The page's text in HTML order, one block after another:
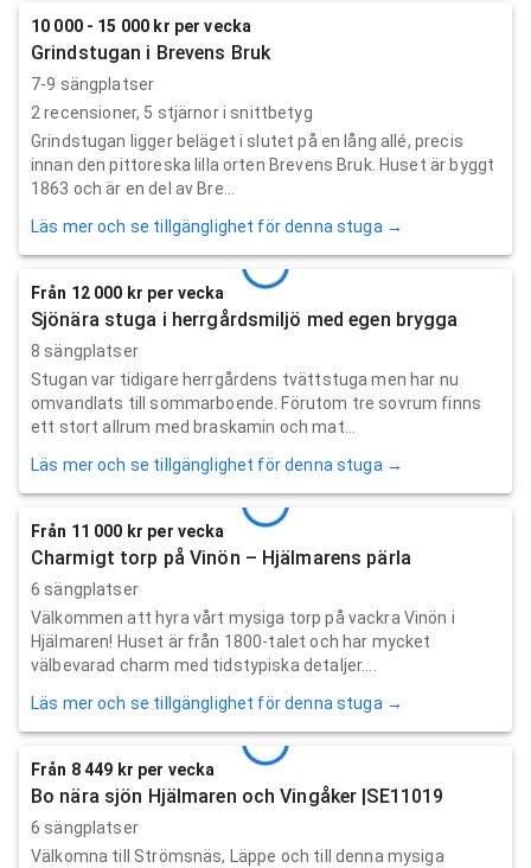
10 000 - 15 000 kr per vecka
Grindstugan i Brevens Bruk
7-9 sängplatser
2 recensioner, 5 stjärnor i snittbetyg
Grindstugan ligger beläget i slutet på en lång allé, precis
innan den pittoreska lilla orten Brevens Bruk. Huset är byggt
1863 och är en del av Bre...
Läs mer och se tillgänglighet för denna stuga →
Från 12 000 kr per vecka
Sjönära stuga i herrgårdsmiljö med egen brygga
8 sängplatser
Stugan var tidigare herrgårdens tvättstuga men har nu
omvandlats till sommarboende. Förutom tre sovrum finns
ett stort allrum med braskamin och mat...
Läs mer och se tillgänglighet för denna stuga →
Från 11 000 kr per vecka
Charmigt torp på Vinön – Hjälmarens pärla
6 sängplatser
Välkommen att hyra vårt mysiga torp på vackra Vinön i
Hjälmaren! Huset är från 1800-talet och har mycket
välbevarad charm med tidstypiska detaljer....
Läs mer och se tillgänglighet för denna stuga →
Från 8 449 kr per vecka
Bo nära sjön Hjälmaren och Vingåker |SE11019
6 sängplatser
Välkomna till Strömsnäs, Läppe och till denna mysiga